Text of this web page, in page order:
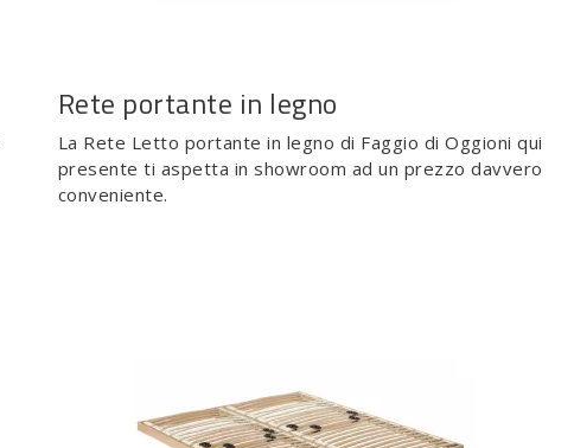
Rete portante in legno
La Rete Letto portante in legno di Faggio di Oggioni qui
presente ti aspetta in showroom ad un prezzo davvero
conveniente.